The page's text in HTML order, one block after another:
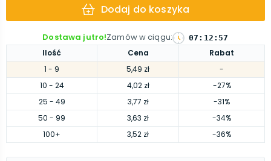
Ilość Cena
Rabat
1 - 9 5,49 zł
-
10 - 24 4,02 zł
-27%
25 - 49 3,77 zł
-31%
50 - 99 3,63 zł
-34%
100+ 3,52 zł -36%
Dodaj do koszyka
Dostawa jutro!Zamów w ciągu: 07 : 12 : 56